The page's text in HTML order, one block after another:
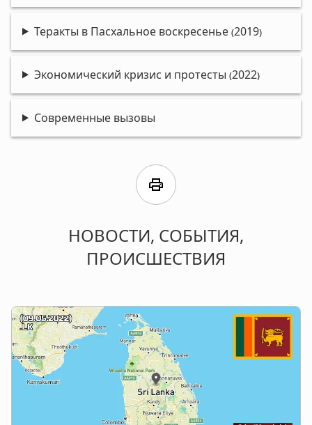
Теракты в Пасхальное воскресенье (2019)
Экономический кризис и протесты (2022)
Современные вызовы
print
НОВОСТИ, СОБЫТИЯ,
ПРОИСШЕСТВИЯ